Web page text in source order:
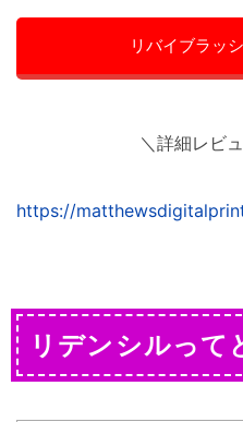
リバイブラッ
＼詳細レビ
https://
リデンシルって